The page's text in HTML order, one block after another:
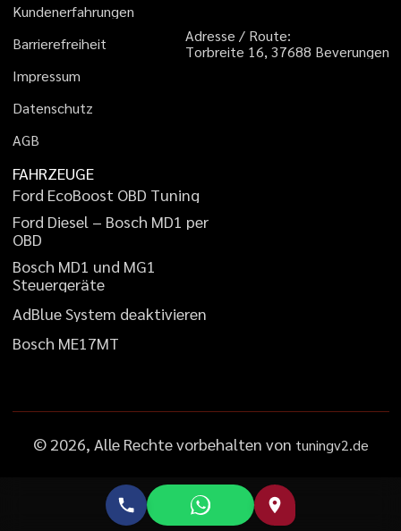
Kundenerfahrungen
Barrierefreiheit
Impressum
Datenschutz
AGB
Adresse / Route:
Torbreite 16, 37688 Beverungen
FAHRZEUGE
Ford EcoBoost OBD Tuning
Ford Diesel – Bosch MD1 per
OBD
Bosch MD1 und MG1
Steuergeräte
AdBlueSystem deaktivieren
Bosch ME17MT
© 2026, Alle Rechte vorbehalten von tuningv2.de